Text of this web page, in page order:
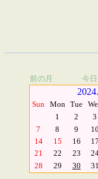
前の月 今日
Sun Mon Tue
1
2 3
7
8 9 10
14
15 16 17
21
22 23
28
29 30 31